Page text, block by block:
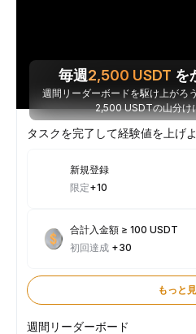
毎週2,500 USDT を
週間リーダーボードを駆け上がろ
2,500 USDTの山分け
タスクを完了して経験値を上げ
新規登録
限定+10
合計入金額 ≥ 100 USDT
初回達成 +30
もっと
週間リーダーボード